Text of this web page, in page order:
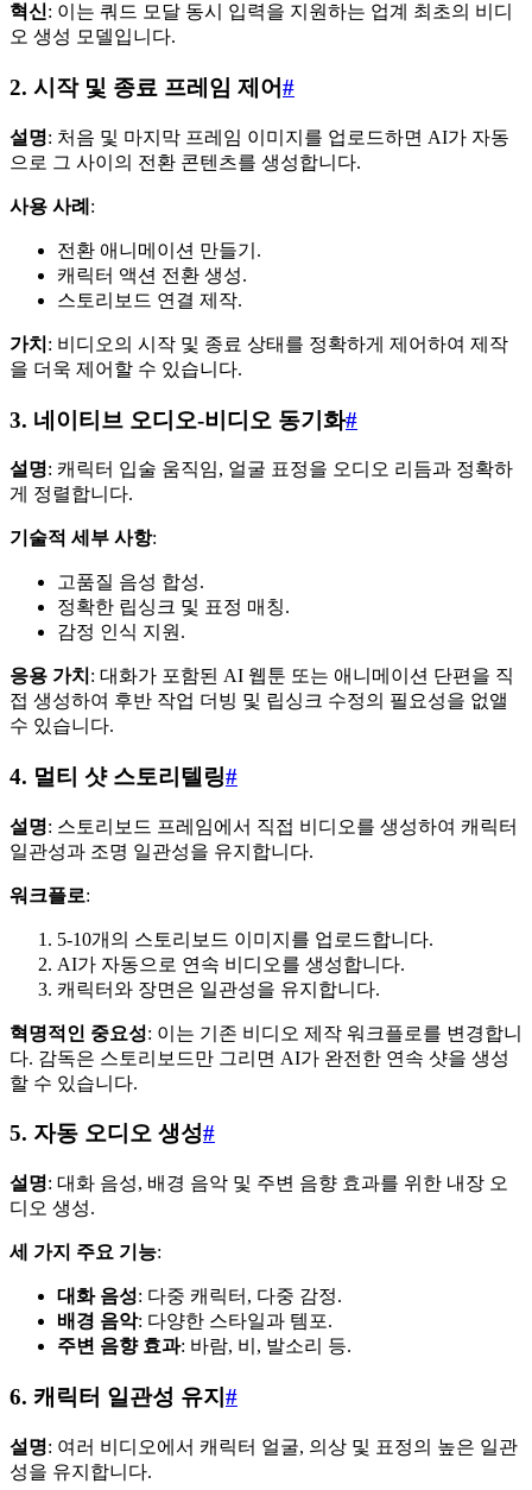
혁신: 이는 쿼드 모달 동시 입력을 지원하는 업계 최초의 비디
오 생성 모델입니다.
2. 시작 및 종료 프레임 제어#
설명: 처음 및 마지막 프레임 이미지를 업로드하면 AI가 자동
으로 그 사이의 전환 콘텐츠를 생성합니다.
사용 사례 :
전환 애니메이션 만들기.
캐릭터 액션 전환 생성.
스토리보드 연결 제작.
가치 : 비디오의 시작 및 종료 상태를 정확하게 제어하여 제작
을 더욱 제어할 수 있습니다.
3. 네이티브 오디오-비디오 동기화#
설명: 캐릭터 입술 움직임, 얼굴 표정을 오디오 리듬과 정확하
게 정렬합니다.
기술적 세부 사항:
고품질 음성 합성.
정확한 립싱크 및 표정 매칭.
감정 인식 지원.
응용 가치 : 대화가 포함된 AI 웹툰 또는 애니메이션 단편을 직
접 생성하여 후반 작업 더빙 및 립싱크 수정의 필요성을 없앨
수 있습니다.
4. 멀티 샷 스토리텔링#
설명: 스토리보드 프레임에서 직접 비디오를 생성하여 캐릭터
일관성과 조명 일관성을 유지합니다.
워크플로:
5-10개의 스토리보드 이미지를 업로드합니다.
AI가 자동으로 연속 비디오를 생성합니다.
캐릭터와 장면은 일관성을 유지합니다.
혁명적인 중요성: 이는 기존 비디오 제작 워크플로를 변경합니
다. 감독은 스토리보드만 그리면 AI가 완전한 연속 샷을 생성
할 수 있습니다.
5. 자동 오디오 생성#
설명: 대화 음성, 배경 음악 및 주변 음향 효과를 위한 내장 오
디오 생성.
세 가지 주요 기능:
대화 음성: 다중 캐릭터, 다중 감정.
배경 음악: 다양한 스타일과 템포.
주변 음향 효과: 바람, 비, 발소리 등.
6. 캐릭터 일관성 유지 #
설명: 여러 비디오에서 캐릭터 얼굴, 의상 및 표정의 높은 일관
성을 유지합니다.